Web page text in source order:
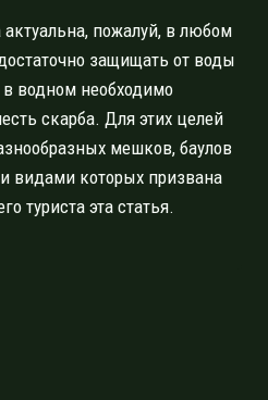
пожалуй, в любом
защищать от воды
водном необходимо
скарба. Для этих целей
мешков, баулов
видами которых призвана
туриста эта статья.